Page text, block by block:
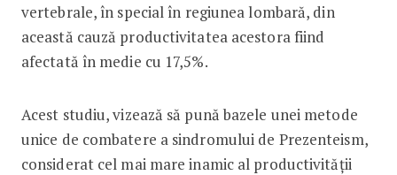
vertebrale, în special în regiunea lombară, din
această cauză productivitatea acestora fiind
afectată în medie cu 17,5%.
Acest studiu, vizează să pună bazele unei metode
unice de combatere a sindromului de Prezenteism,
considerat cel mai mare inamic al productivității